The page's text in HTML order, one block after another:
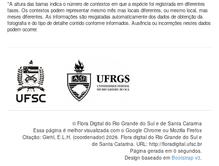
*A altura das barras indica o número de contextos em que a espécie foi registrada em diferentes
fases. Os contextos podem representar mesmo mês mas locais diferentes, ou mesmo local, mas
meses diferentes. As informações são resgatadas automaticamente dos dados de obtenção da
fotografia e do tipo de detalhe contido conforme informados. Ausência ou incorreções nestes dados
podem ocorrer.
© Flora Digital do Rio Grande do Sul e de Santa Catarina
Essa página é melhor visualizada com o Google Chrome ou Mozilla Firefox
Citação: Giehl, E.L.H. (coordenador) 2026. Flora digital do Rio Grande do Sul e
de Santa Catarina. URL: http://floradigital.ufsc.br
Página gerada em 0 segundos.
Design baseado em Bootstrap v3.